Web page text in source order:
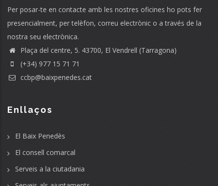
Per posar-te en contacte amb les nostres oficines ho pots fer
presencialment, per telèfon, correu electrònic o a través de la
nostra seu electrònica.
Plaça del centre, 5. 43700, El Vendrell (Tarragona)
(+34) 977 15 71 71
ccbp@baixpenedes.cat
Enllaços
El Baix Penedès
El consell comarcal
Serveis a la ciutadania